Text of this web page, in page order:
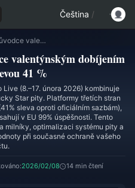
Čeština /
Poppo Live Coins: Průvodce valentýnským dobíjením 2026 se slevou 41 %
valentýnským dobíjením
41 %
(8.–17. února 2026) kombinuje
Star pity. Platformy třetích stran
sleva oproti oficiálním sazbám),
v EU 99% úspěšnosti. Tento
milníky, optimalizaci systému pity a
při současné ochraně vašeho
2026/02/08 14 min čtení